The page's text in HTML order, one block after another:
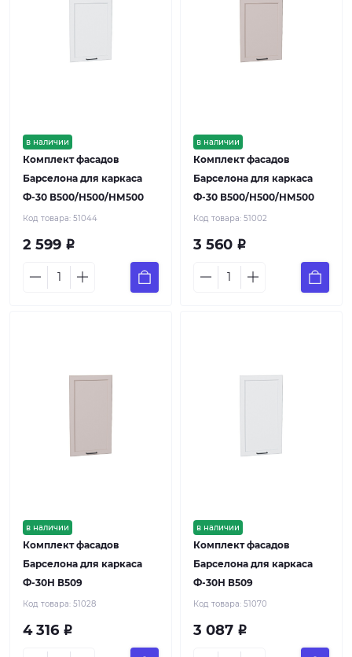
в наличии
Комплект фасадов
Барселона для каркаса
Ф-30 В500/Н500/НМ500
Код товара: 51044
2 599 Р
в наличии
Комплект фасадов
Барселона для каркаса
Ф-30 В500/Н500/НМ500
Код товара: 51002
3 560 Р
в наличии
Комплект фасадов
Барселона для каркаса
Ф-30Н В509
Код товара: 51028
4 316 Р
в наличии
Комплект фасадов
Барселона для каркаса
Ф-30Н В509
Код товара: 51070
3 087 Р